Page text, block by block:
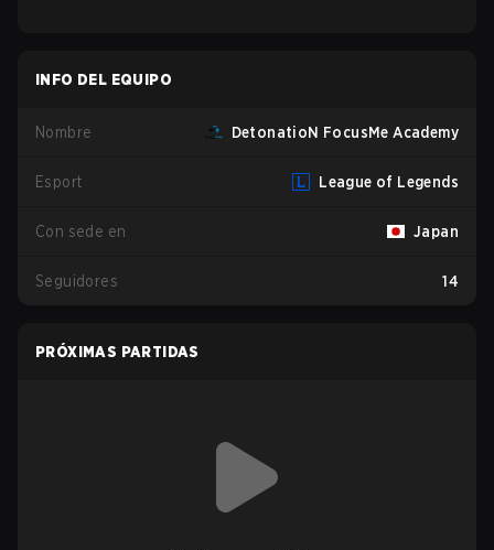
INFO DEL EQUIPO
Nombre DetonatioN FocusMe Academy
Esport League of Legends
Con sede en Japan
Seguidores 14
PRÓXIMAS PARTIDAS